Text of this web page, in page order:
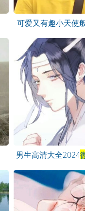
可爱又有趣小天使
男生高清大全2024